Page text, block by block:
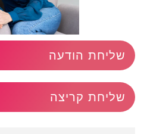
שליחת הודעה
שליחת קריצה